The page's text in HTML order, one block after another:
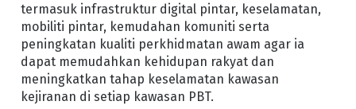
termasuk infrastruktur digital pintar, keselamatan,
mobiliti pintar, kemudahan komuniti serta
peningkatan kualiti perkhidmatan awam agar ia
dapat memudahkan kehidupan rakyat dan
meningkatkan tahap keselamatan kawasan
kejiranan di setiap kawasan PBT.